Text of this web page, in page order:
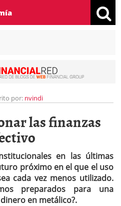
por: nvindi
las finanzas
en las últimas
próximo en el que el uso
cada vez menos utilizado.
preparados para una
en metálico?.